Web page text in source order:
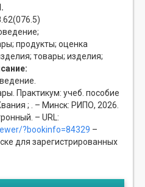
продукты; оценка
товары; изделия;
Практикум: учеб. пособие
; . – Минск: РИПО, 2026.
– URL:
?bookinfo=84329 –
для зарегистрированных